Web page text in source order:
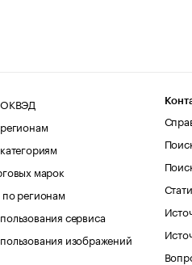
ОКВЭД
марок
регионам
сервиса
изображений